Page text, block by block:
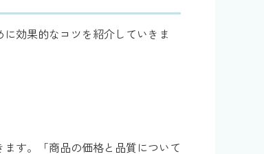
効果的なコツを紹介していきま
す。「商品の価格と品質について